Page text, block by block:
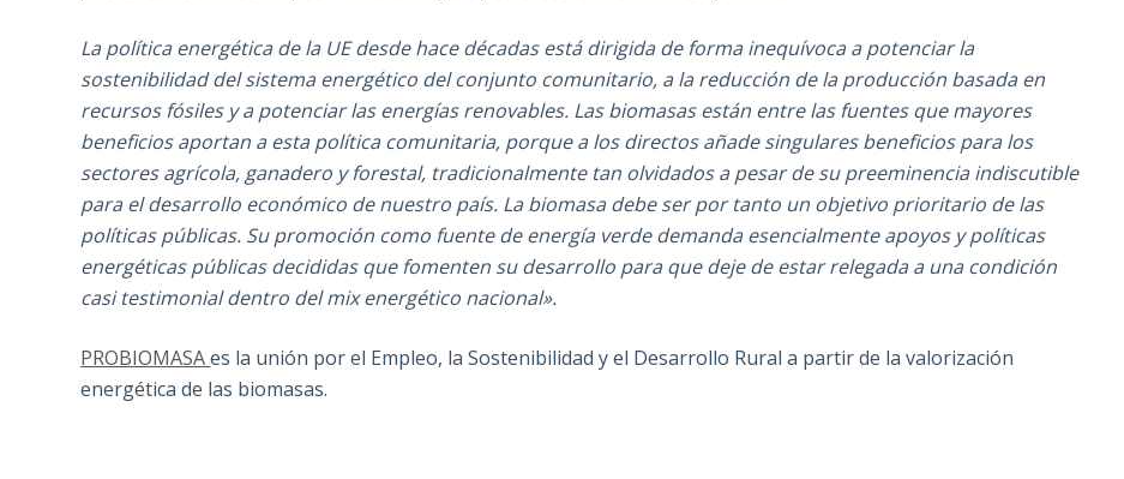
La política energética de la UE desde hace décadas está dirigida de forma inequívoca a potenciar la
sostenibilidad del sistema energético del conjunto comunitario, a la reducción de la producción basada en
recursos fósiles y a potenciar las energías renovables. Las biomasas están entre las fuentes que mayores
beneficios aportan a esta política comunitaria, porque a los directos añade singulares beneficios para los
sectores agrícola, ganadero y forestal, tradicionalmente tan olvidados a pesar de su preeminencia indiscutible
para el desarrollo económico de nuestro país. La biomasa debe ser por tanto un objetivo prioritario de las
políticas públicas. Su promoción como fuente de energía verde demanda esencialmente apoyos y políticas
energéticas públicas decididas que fomenten su desarrollo para que deje de estar relegada a una condición
casi testimonial dentro del mix energético nacional».
PROBIOMASAes la unión por el Empleo, la Sostenibilidad y el Desarrollo Rural a partir de la valorización
energética de las biomasas.